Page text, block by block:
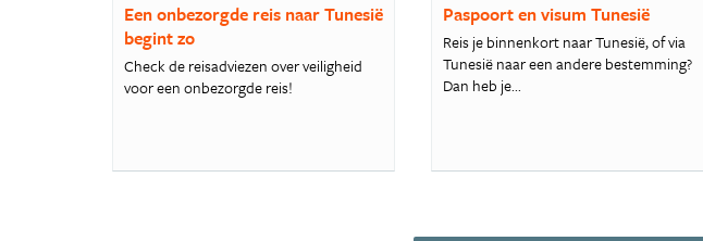
Een onbezorgde reis naar Tunesië
begint zo
Check de reisadviezen over veiligheid
voor een onbezorgde reis!
Paspoort en visum Tunesië
Reis je binnenkort naar Tunesië, of via
Tunesië naar een andere bestemming?
Dan heb je...